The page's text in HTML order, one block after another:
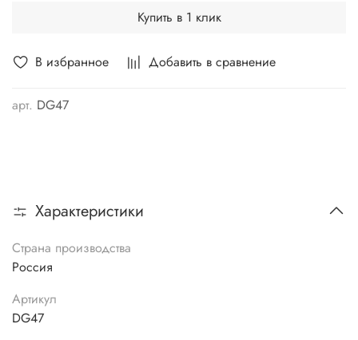
В избранное Добавить в сравнение
арт. DG47
Купить в 1 клик
Характеристики
Страна производства
Россия
Артикул
DG47